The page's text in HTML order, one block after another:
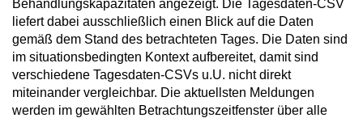
Behandlungskapazitäten angezeigt. Die Tagesdaten-CSV
liefert dabei ausschließlich einen Blick auf die Daten
gemäß dem Stand des betrachteten Tages. Die Daten sind
im situationsbedingten Kontext aufbereitet, damit sind
verschiedene Tagesdaten-CSVs u.U. nicht direkt
miteinander vergleichbar. Die aktuellsten Meldungen
werden im gewählten Betrachtungszeitfenster über alle